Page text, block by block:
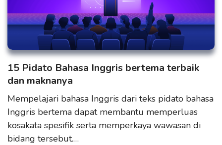
15 Pidato Bahasa Inggris bertema terbaik
dan maknanya
Mempelajari bahasa Inggris dari teks pidato bahasa
Inggris bertema dapat membantu memperluas
kosakata spesifik serta memperkaya wawasan di
bidang tersebut.…